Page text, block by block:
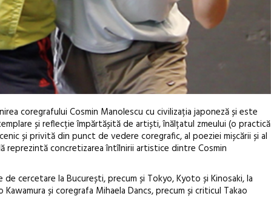
coregrafului Cosmin Manolescu cu civilizația japoneză și este
și reflecție împărtășită de artiști, înălțatul zmeului (o practică
și privită din punct de vedere coregrafic, al poeziei mișcării și al
reprezintă concretizarea întîlnirii artistice dintre Cosmin
cercetare la București, precum și Tokyo, Kyoto și Kinosaki, la
și coregrafa Mihaela Dancs, precum și criticul Takao